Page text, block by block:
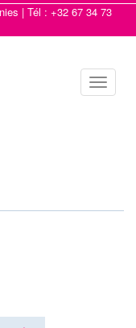
| Tél : +32 67 34 73
Toggle